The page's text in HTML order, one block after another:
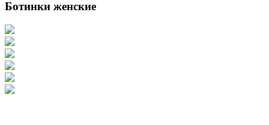
Ботинки женские